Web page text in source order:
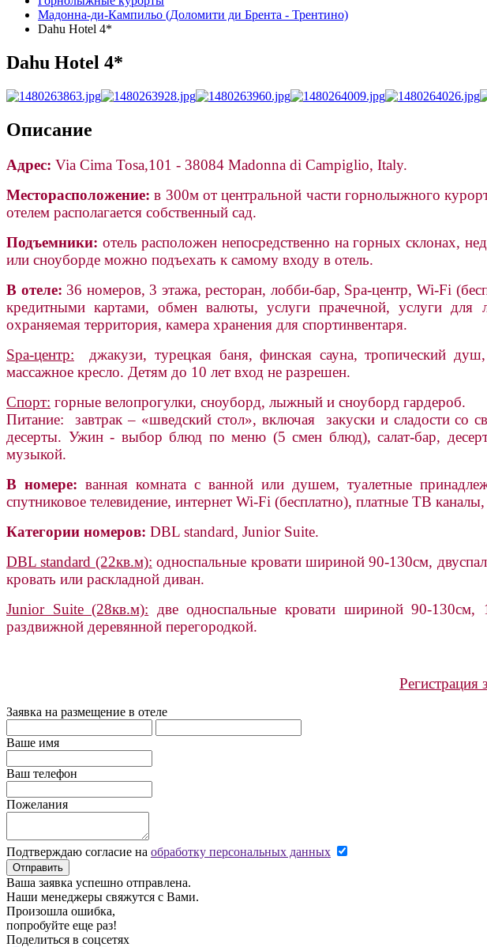
Мадонна-ди-Кампильо (Доломити ди Брента - Трентино)
Dahu Hotel 4*
Dahu Hotel 4*
Описание
Адрес: Via Cima Tosa,101 - 38084 Madonna di Campiglio, Italy.
Месторасположение: в 300м от центральной части горнолыжного
отелем располагается собственный сад.
Подъемники: отель расположен непосредственно на горных склонах,
или сноуборде можно подъехать к самому входу в отель.
В отеле: 36 номеров, 3 этажа, ресторан, лобби-бар, Spa-центр, Wi-Fi
кредитными картами, обмен валюты, услуги прачечной, услуги для
охраняемая территория, камера хранения для спортинвентаря.
Spa-центр: джакузи, турецкая баня, финская сауна, тропический
массажное кресло. Детям до 10 лет вход не разрешен.
Спорт: горные велопрогулки, сноуборд, лыжный и сноуборд гардероб.
Питание: завтрак – «шведский стол», включая закуски и сладости
десерты. Ужин - выбор блюд по меню (5 смен блюд), салат-бар,
музыкой.
В номере: ванная комната с ванной или душем, туалетные
спутниковое телевидение, интернет Wi-Fi (бесплатно), платные ТВ
Категории номеров: DBL standard, Junior Suite.
DBL standard (22кв.м): односпальные кровати шириной 90-130см,
кровать или раскладной диван.
Junior Suite (28кв.м): две односпальные кровати шириной 90-130см,
раздвижной деревянной перегородкой.
Регистрация
Заявка на размещение в отеле
Ваше имя
Ваш телефон
Пожелания
Подтверждаю согласие на обработку персональных данных
Отправить
Ваша заявка успешно отправлена.
Наши менеджеры свяжутся с Вами.
Произошла ошибка,
попробуйте еще раз!
Поделиться в соцсетях